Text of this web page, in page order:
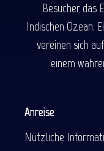
Besucher das
Indischen Ozean.
vereinen sich
einem
Anreise
Nützliche